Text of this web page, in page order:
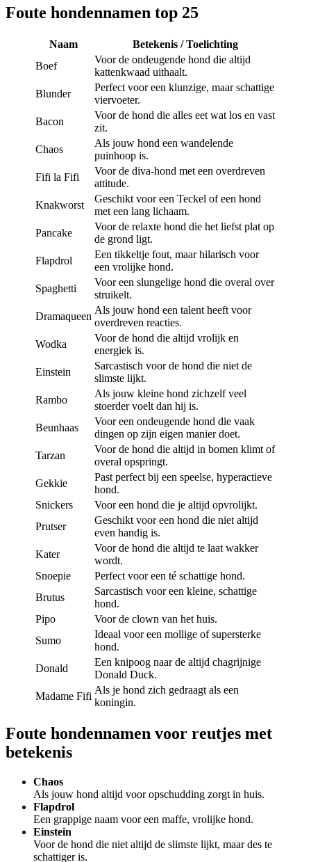
Foute hondennamen top 25
Naam
Betekenis / Toelichting
Boef
Voor de ondeugende hond die altijd
kattenkwaad uithaalt.
Blunder
Perfect voor een klunzige, maar schattige
viervoeter.
Bacon
Voor de hond die alles eet wat los en vast
zit.
Chaos
Als jouw hond een wandelende
puinhoop is.
Fifi la Fifi
Voor de diva-hond met een overdreven
attitude.
Knakworst
Geschikt voor een Teckel of een hond
met een lang lichaam.
Pancake
Voor de relaxte hond die het liefst plat op
de grond ligt.
Flapdrol
Een tikkeltje fout, maar hilarisch voor
een vrolijke hond.
Spaghetti
Voor een slungelige hond die overal over
struikelt.
Dramaqueen
Als jouw hond een talent heeft voor
overdreven reacties.
Wodka
Voor de hond die altijd vrolijk en
energiek is.
Einstein
Sarcastisch voor de hond die niet de
slimste lijkt.
Rambo
Als jouw kleine hond zichzelf veel
stoerder voelt dan hij is.
Beunhaas
Voor een ondeugende hond die vaak
dingen op zijn eigen manier doet.
Tarzan
Voor de hond die altijd in bomen klimt of
overal opspringt.
Gekkie
Past perfect bij een speelse, hyperactieve
hond.
Snickers
Voor een hond die je altijd opvrolijkt.
Prutser
Geschikt voor een hond die niet altijd
even handig is.
Kater
Voor de hond die altijd te laat wakker
wordt.
Snoepie
Perfect voor een té schattige hond.
Brutus
Sarcastisch voor een kleine, schattige
hond.
Pipo
Voor de clown van het huis.
Sumo
Ideaal voor een mollige of supersterke
hond.
Donald
Een knipoog naar de altijd chagrijnige
Donald Duck.
Madame Fifi
Als je hond zich gedraagt als een
koningin.
Foute hondennamen voor reutjes met
betekenis
Chaos
Als jouw hond altijd voor opschudding zorgt in huis.
Flapdrol
Een grappige naam voor een maffe, vrolijke hond.
Einstein
Voor de hond die niet altijd de slimste lijkt, maar des te
schattiger is.